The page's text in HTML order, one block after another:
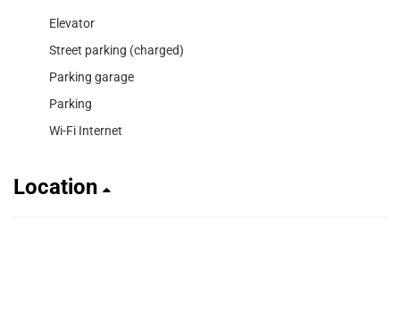
Elevator
Street parking (charged)
Parking garage
Parking
Wi-Fi Internet
Location